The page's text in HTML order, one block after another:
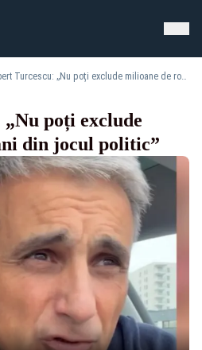
Robert Turcescu: „Nu poți exclude milioane de români din jocul politic”
poți exclude
din jocul politic”